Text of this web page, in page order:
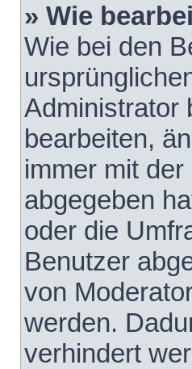
» Wie
Wie bei den
Administrator
bearbeiten,
immer mit
abgegeben
oder die
Benutzer
von
werden.
verhindert